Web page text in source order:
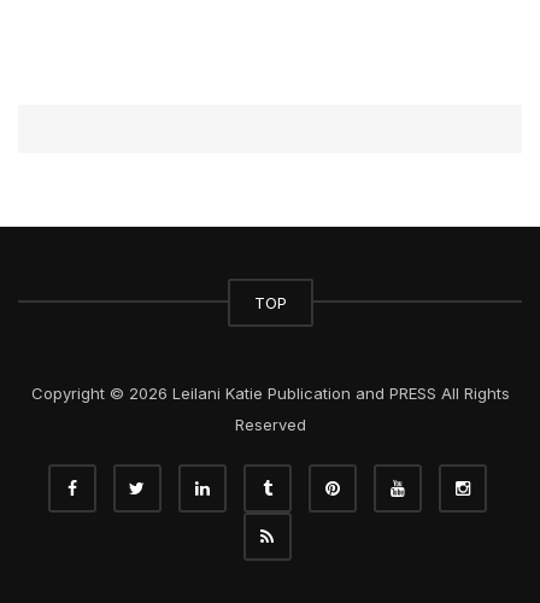
TOP
Copyright © 2026 Leilani Katie Publication and PRESS All Rights
Reserved